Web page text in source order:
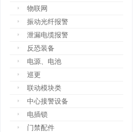
物联网
振动光纤报警
泄漏电缆报警
反恐装备
电源、电池
巡更
联动模块类
中心接警设备
电插锁
门禁配件